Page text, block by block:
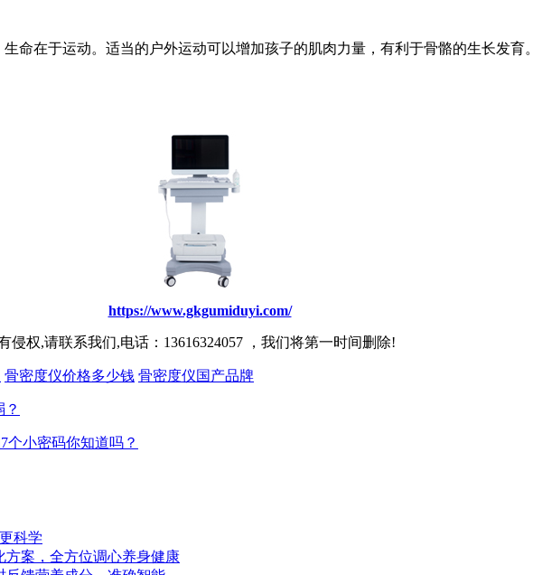
命在于运动。 适当的户外运动可以增加孩子的肌肉力量，有利于骨骼的生长发育。
https://www.gkgumiduyi.com/
权,请联系我们,电话：13616324057 ，我们将第一时间删除!
骨密度仪价格多少钱 骨密度仪国产品牌
个小密码你知道吗？
科学
案，全方位调心养身健康